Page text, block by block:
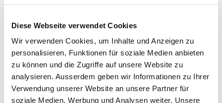
Diese Webseite verwendet Cookies
Wir verwenden Cookies, um Inhalte und Anzeigen zu
personalisieren, Funktionen für soziale Medien anbieten
zu können und die Zugriffe auf unsere Website zu
analysieren. Ausserdem geben wir Informationen zu Ihrer
Verwendung unserer Website an unsere Partner für
soziale Medien, Werbung und Analysen weiter. Unsere
Anzeige
pro Seite